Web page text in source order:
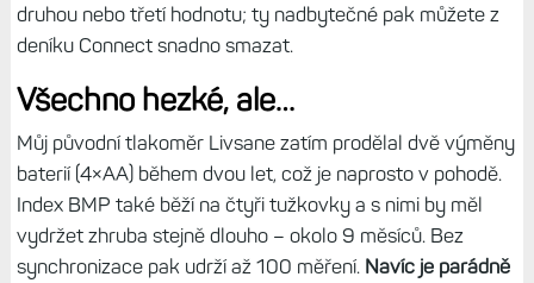
druhou nebo třetí hodnotu; ty nadbytečné pak můžete z
deníku Connect snadno smazat.
Všechno hezké, ale…
Můj původní tlakoměr Livsane zatím prodělal dvě výměny
baterií (4×AA) během dvou let, což je naprosto v pohodě.
Index BMP také běží na čtyři tužkovky a s nimi by měl
vydržet zhruba stejně dlouho – okolo 9 měsíců. Bez
synchronizace pak udrží až 100 měření. Navíc je parádně